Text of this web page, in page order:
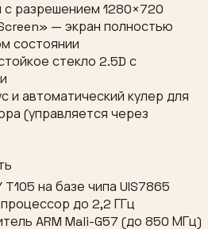
с разрешением 1280×720
— экран полностью
состоянии
стекло 2.5D с
и автоматический кулер для
(управляется через
на базе чипа UIS7865
до 2,2 ГГц
ARM Mali-G57 (до 850 МГц)